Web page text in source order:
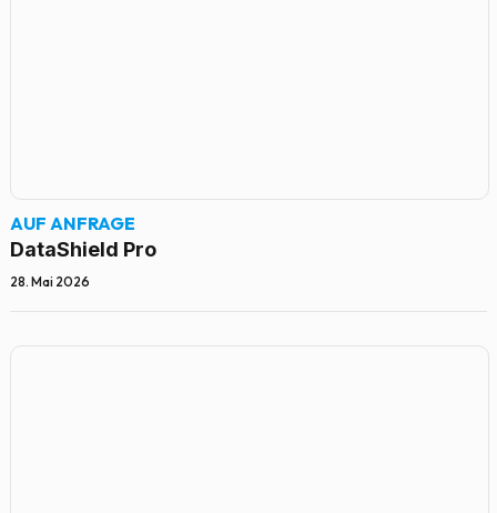
AUF ANFRAGE
DataShield Pro
28. Mai 2026